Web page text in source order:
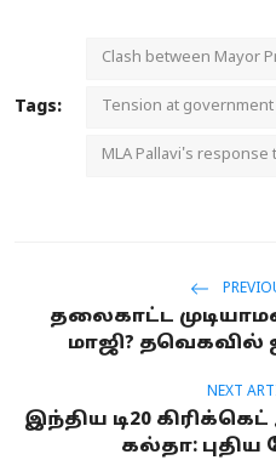
Tags:
Clash between Mayor
Tension at
MLA Pallavi's response
தலைகாட்ட
மாஜி? தவெகவில்
NEXT
இந்திய டி20
கல்தா: புதிய